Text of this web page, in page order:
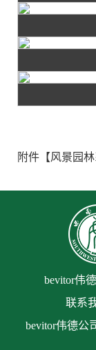
附件【风景园
bevitor伟
联系
bevitor伟德公